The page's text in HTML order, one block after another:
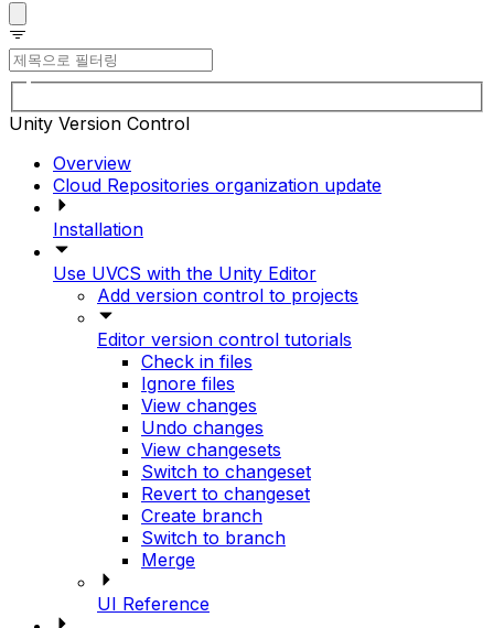
Unity Version Control
Overview
Cloud Repositories organization update
Installation
Use UVCS with the Unity Editor
Add version control to projects
Editor version control tutorials
Check in files
Ignore files
View changes
Undo changes
View changesets
Switch to changeset
Revert to changeset
Create branch
Switch to branch
Merge
UI Reference